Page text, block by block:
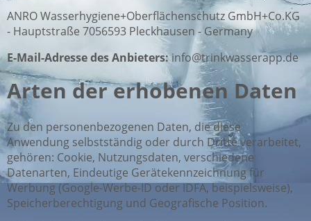
ANRO Wasserhygiene+Oberflächenschutz GmbH+Co.KG
- Hauptstraße 7056593 Pleckhausen - Germany
E-Mail-Adresse des Anbieters:info@trinkwasserapp.de
Arten der erhobenen Daten
Zu den personenbezogenen Daten, die diese
Anwendung selbstständig oder durch Dritte verarbeitet,
gehören: Cookie, Nutzungsdaten, verschiedene
Datenarten, Eindeutige Gerätekennzeichnung für
Werbung (Google-Werbe-ID oder IDFA, beispielsweise),
Speicherberechtigung und Geografische Position.